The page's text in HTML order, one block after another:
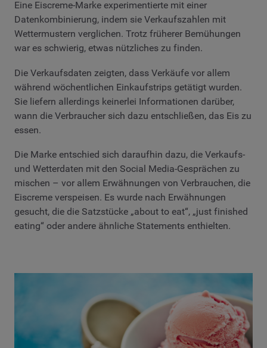
Eine Eiscreme-Marke experimentierte mit einer
Datenkombinierung, indem sie Verkaufszahlen mit
Wettermustern verglichen. Trotz früherer Bemühungen
war es schwierig, etwas nützliches zu finden.
Die Verkaufsdaten zeigten, dass Verkäufe vor allem
während wöchentlichen Einkaufstrips getätigt wurden.
Sie liefern allerdings keinerlei Informationen darüber,
wann die Verbraucher sich dazu entschließen, das Eis zu
essen.
Die Marke entschied sich daraufhin dazu, die Verkaufs-
und Wetterdaten mit den Social Media-Gesprächen zu
mischen – vor allem Erwähnungen von Verbrauchen, die
Eiscreme verspeisen. Es wurde nach Erwähnungen
gesucht, die die Satzstücke „about to eat“, „just finished
eating“ oder andere ähnliche Statements enthielten.